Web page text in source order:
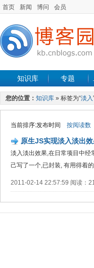
首页 新闻 博问 会员
知识库 专题
您的位置： 知识库 » 标签为“淡入
当前排序:发布时间 按阅读数
原生JS实现淡入淡出
淡入淡出效果,在日常项目中经
己写了一个,已封装, 有用得着
2011-02-14 22:57:59 阅读：